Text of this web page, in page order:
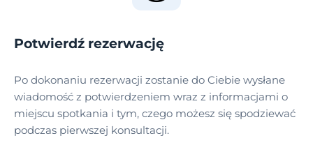
Potwierdź rezerwację
Po dokonaniu rezerwacji zostanie do Ciebie wysłane
wiadomość z potwierdzeniem wraz z informacjami o
miejscu spotkania i tym, czego możesz się spodziewać
podczas pierwszej konsultacji.